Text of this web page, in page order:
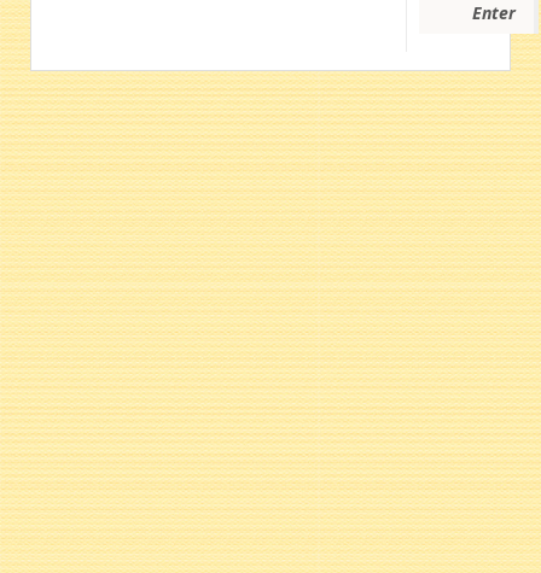
Enter